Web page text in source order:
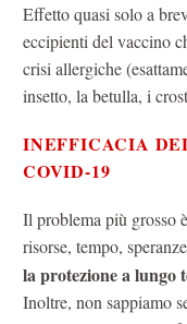
Effetto quasi solo a
eccipienti del vaccino
crisi allergiche
insetto, la betulla, i
INEFFICACIA
COVID-19
Il problema più grosso
risorse, tempo, speranze
la protezione a lungo
Inoltre, non sappiamo